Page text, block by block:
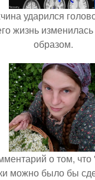
ударился
жизнь
образом.
о том,
можно было бы